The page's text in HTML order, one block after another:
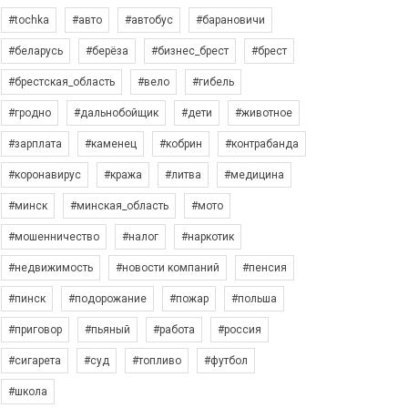
#tochka #авто #автобус #барановичи
#беларусь #берёза #бизнес_брест #брест
#брестская_область #вело #гибель
#гродно #дальнобойщик #дети #животное
#зарплата #каменец #кобрин #контрабанда
#коронавирус #кража #литва #медицина
#минск #минская_область #мото
#мошенничество #налог #наркотик
#недвижимость #новости компаний #пенсия
#пинск #подорожание #пожар #польша
#приговор #пьяный #работа #россия
#сигарета #суд #топливо #футбол
#школа